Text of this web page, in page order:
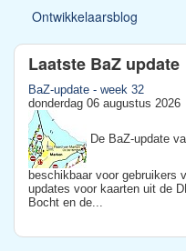
Ontwikkelaarsblog
Laatste BaZ update
BaZ-update - week 32
donderdag 06 augustus 2026
De BaZ-update
beschikbaar voor gebruikers
updates voor kaarten uit de
Bocht en de...